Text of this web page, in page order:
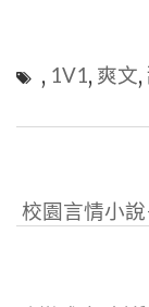
, 1V1, 爽文,
導
校園言情小